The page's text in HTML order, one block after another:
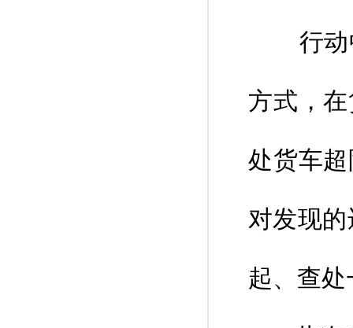
行动中
方式，
处货车
对发现
起、查